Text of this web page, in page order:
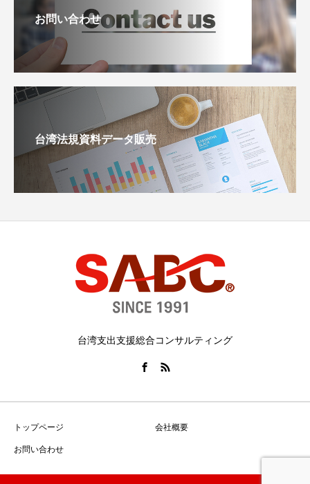
お問い合わせ
台湾法規資料データ販売
台湾支出支援総合コンサルティング
トップページ 会社概要
お問い合わせ